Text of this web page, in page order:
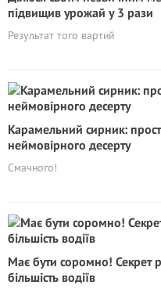
підвищив урожай у 3 рази
Результат того вартий
Карамельний сирник:
неймовірного десерту
Смачного!
Має бути соромно! Секрет
більшість водіїв